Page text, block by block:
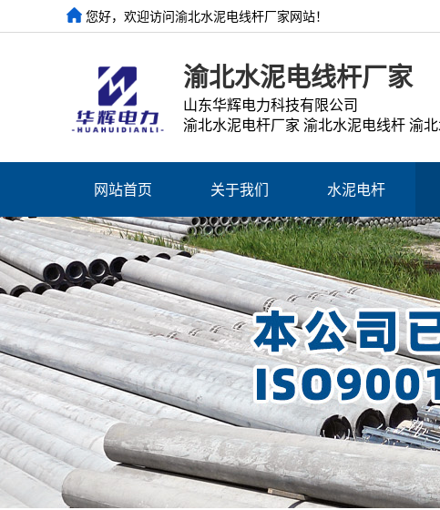
您好，欢迎访问渝北水泥电线杆厂家网站！
渝北水泥电线杆厂家
山东华辉电力科技有限公司
渝北水泥电杆厂家 渝北水泥电线杆 渝
网站首页 关于我们 水泥电杆